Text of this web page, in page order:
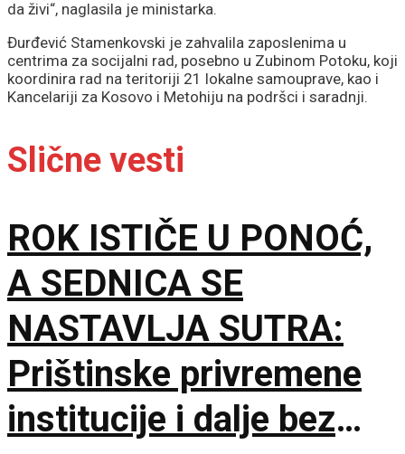
da živi“, naglasila je ministarka.
Đurđević Stamenkovski je zahvalila zaposlenima u
centrima za socijalni rad, posebno u Zubinom Potoku, koji
koordinira rad na teritoriji 21 lokalne samouprave, kao i
Kancelariji za Kosovo i Metohiju na podršci i saradnji.
Slične vesti
ROK ISTIČE U PONOĆ,
A SEDNICA SE
NASTAVLJA SUTRA:
Prištinske privremene
institucije i dalje bez